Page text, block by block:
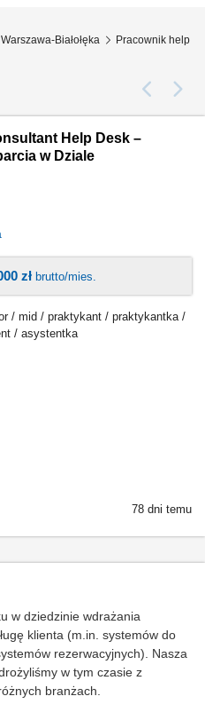
Warszawa-Białołęka Pracownik help
Help Desk –
w Dziale
złbrutto/mies.
/ mid / praktykant / praktykantka /
/ asystentka
78 dni temu
w dziedzinie wdrażania
klienta (m.in. systemów do
rezerwacyjnych). Nasza
w tym czasie z
branżach.